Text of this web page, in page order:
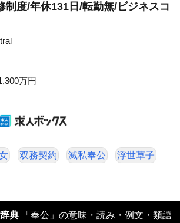
制度/年休131日/転勤無/ビジネスコ
万円
双務契約 滅私奉公 浮世草子
典 「奉公」の意味・読み・例文・類語